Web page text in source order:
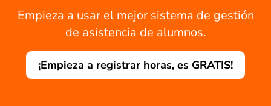
Empieza a usar el mejor sistema de gestión
de asistencia de alumnos.
¡Empieza a registrar horas, es GRATIS!